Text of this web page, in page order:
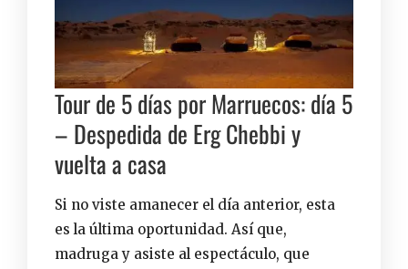
Tour de 5 días por Marruecos: día 5
– Despedida de Erg Chebbi y
vuelta a casa
Si no viste amanecer el día anterior, esta
es la última oportunidad. Así que,
madruga y asiste al espectáculo, que